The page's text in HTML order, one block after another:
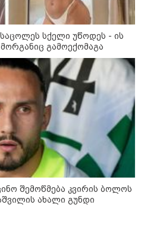
გავაკეთოთ პირველ
შუქის გამორთვისას: 5
ნაბიჯი
ერთად შვებულებაში:
ვაქციოთ მგზავრობა და
მშობლებისთვისაც
ტურები თბილისიდან:
დილით და
საღამოს?
სქელი უწოდეს - ის
გამოექომაგა
შემოწმება კვირის ბოლოს
ახალი გუნდი